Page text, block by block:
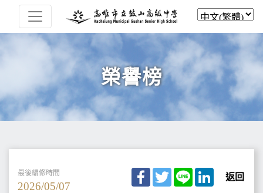
榮譽榜
最後編修時間
2026/05/07
Facebook
TwitterLine LinkedIn
返回